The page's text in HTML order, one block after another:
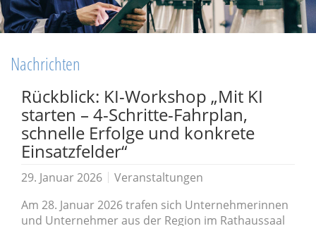
Nachrichten
Rückblick: KI-Workshop „Mit KI
starten – 4-Schritte-Fahrplan,
schnelle Erfolge und konkrete
Einsatzfelder“
29. Januar 2026
Veranstaltungen
Am 28. Januar 2026 trafen sich Unternehmerinnen
und Unternehmer aus der Region im Rathaussaal